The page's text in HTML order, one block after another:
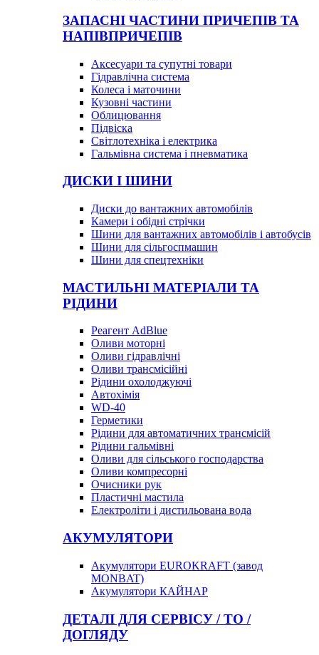
ЗАПАСНІ ЧАСТИНИ ПРИЧЕПІВ ТА
НАПІВПРИЧЕПІВ
Аксесуари та супутні товари
Гідравлічна система
Колеса і маточини
Кузовні частини
Облицювання
Підвіска
Світлотехніка і електрика
Гальмівна система і пневматика
ДИСКИ І ШИНИ
Диски до вантажних автомобілів
Камери і обідні стрічки
Шини для вантажних автомобілів і автобусів
Шини для сільгоспмашин
Шини для спецтехніки
МАСТИЛЬНІ МАТЕРІАЛИ ТА
РІДИНИ
Реагент AdBlue
Оливи моторні
Оливи гідравлічні
Оливи трансмісійні
Рідини охолоджуючі
Автохімія
WD-40
Герметики
Рідини для автоматичних трансмісій
Рідини гальмівні
Оливи для сільського господарства
Оливи компресорні
Очисники рук
Пластичні мастила
Електроліти і дистильована вода
АКУМУЛЯТОРИ
Акумулятори EUROKRAFT (завод
MONBAT)
Акумулятори КАЙНАР
ДЕТАЛІ ДЛЯ СЕРВІСУ / ТО /
ДОГЛЯДУ